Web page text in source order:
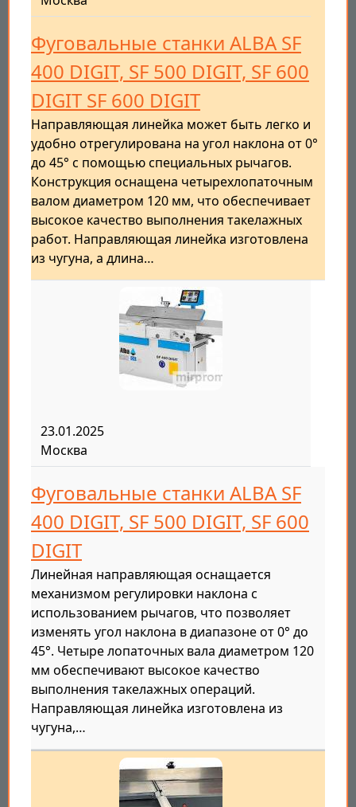
Фуговальные станки ALBA SF
400 DIGIT, SF 500 DIGIT, SF 600
DIGIT SF 600 DIGIT
Направляющая линейка может быть легко и
удобно отрегулирована на угол наклона от 0°
до 45° с помощью специальных рычагов.
Конструкция оснащена четырехлопаточным
валом диаметром 120 мм, что обеспечивает
высокое качество выполнения такелажных
работ. Направляющая линейка изготовлена
из чугуна, а длина…
23.01.2025
Москва
Фуговальные станки ALBA SF
400 DIGIT, SF 500 DIGIT, SF 600
DIGIT
Линейная направляющая оснащается
механизмом регулировки наклона с
использованием рычагов, что позволяет
изменять угол наклона в диапазоне от 0° до
45°. Четыре лопаточных вала диаметром 120
мм обеспечивают высокое качество
выполнения такелажных операций.
Направляющая линейка изготовлена из
чугуна,…